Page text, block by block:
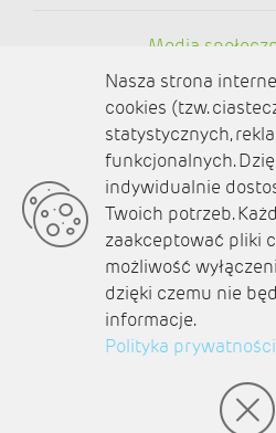
Media
O nas
Kontakt
Polityka prywatności
Aktualności
Zaplanuj podróż
© amb software
Nasza strona
cookies (tzw.
statystycznych,
funkcjonalnych.
indywidualnie
Twoich potrzeb.
zaakceptować pliki
możliwość
dzięki czemu nie
informacje.
Polityka prywatności